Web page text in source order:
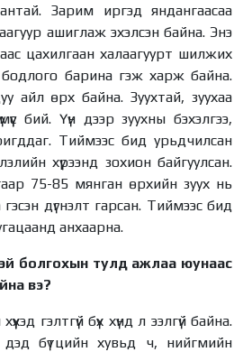
Зарим иргэд яндангаасаа
ашиглаж эхэлсэн байна. Энэ
цахилгаан халаагуурт шилжих
барина гэж харж байна.
айл өрх байна. Зуухтай, зуухаа
бий. Үүн дээр зуухны бэхэлгээ,
Тиймээс бид урьдчилсан
хүрээнд зохион байгуулсан.
75-85 мянган өрхийн зуух нь
дүгнэлт гарсан. Тиймээс бид
анхаарна.
болгохын тулд ажлаа юунаас
вэ?
гэлтгүй бүх хүнд л ээлгүй байна.
дэд бүтцийн хувьд ч, нийгмийн